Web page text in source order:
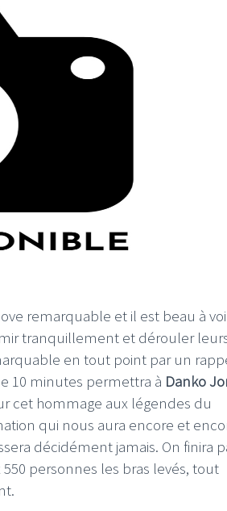
remarquable et il est beau à
tranquillement et dérouler
en tout point par un
10 minutes permettra à Danko
cet hommage aux légendes du
qui nous aura encore et
décidément jamais. On finira
personnes les bras levés, tout